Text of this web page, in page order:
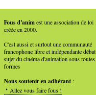
Fous d'animest une association de loi
créée en 2000.
C'est aussi et surtout une communauté
francophone libre et indépendante
sujet du cinéma d'animation sous toutes
formes
Nous soutenir en adhérant :
Allez vous faire fous !